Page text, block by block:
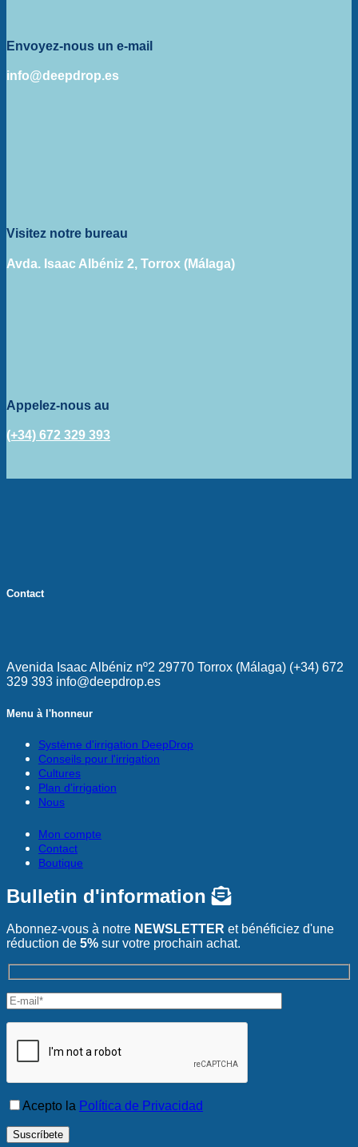
Envoyez-nous un e-mail
info@deepdrop.es
Visitez notre bureau
Avda. Isaac Albéniz 2, Torrox (Málaga)
Appelez-nous au
(+34) 672 329 393
Contact
Avenida Isaac Albéniz nº2 29770 Torrox (Málaga) (+34) 672
329 393 info@deepdrop.es
Menu à l'honneur
Système d'irrigation DeepDrop
Conseils pour l'irrigation
Cultures
Plan d'irrigation
Nous
Mon compte
Contact
Boutique
Bulletin d'information
Abonnez-vous à notre NEWSLETTER et bénéficiez d'une
réduction de 5% sur votre prochain achat.
Acepto la Política de Privacidad